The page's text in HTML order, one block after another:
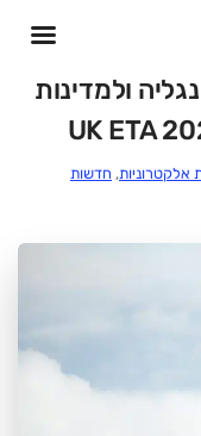
ולמדינות
אלקטרוניות, חדשות